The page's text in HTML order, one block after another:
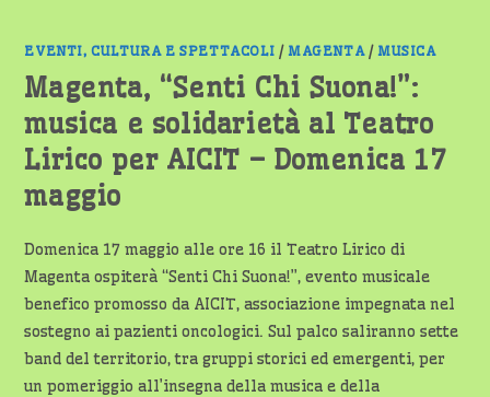
EVENTI, CULTURA E SPETTACOLI / MAGENTA/ MUSICA
Magenta, “Senti Chi Suona!”:
musica e solidarietà al Teatro
Lirico per AICIT – Domenica 17
maggio
Domenica 17 maggio alle ore 16 il Teatro Lirico di
Magenta ospiterà “Senti Chi Suona!”, evento musicale
benefico promosso da AICIT, associazione impegnata nel
sostegno ai pazienti oncologici. Sul palco saliranno sette
band del territorio, tra gruppi storici ed emergenti, per
un pomeriggio all’insegna della musica e della